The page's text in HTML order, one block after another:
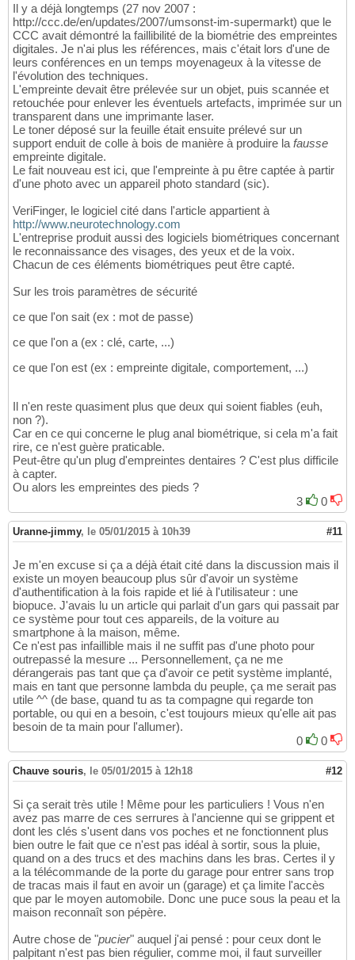
Il y a déjà longtemps (27 nov 2007 :
http://ccc.de/en/updates/2007/umsonst-im-supermarkt) que le
CCC avait démontré la faillibilité de la biométrie des empreintes
digitales. Je n'ai plus les références, mais c'était lors d'une de
leurs conférences en un temps moyenageux à la vitesse de
l'évolution des techniques.
L'empreinte devait être prélevée sur un objet, puis scannée et
retouchée pour enlever les éventuels artefacts, imprimée sur un
transparent dans une imprimante laser.
Le toner déposé sur la feuille était ensuite prélevé sur un
support enduit de colle à bois de manière à produire la fausse
empreinte digitale.
Le fait nouveau est ici, que l'empreinte à pu être captée à partir
d'une photo avec un appareil photo standard (sic).
VeriFinger, le logiciel cité dans l'article appartient à
http://www.neurotechnology.com
L'entreprise produit aussi des logiciels biométriques concernant
le reconnaissance des visages, des yeux et de la voix.
Chacun de ces éléments biométriques peut être capté.
Sur les trois paramètres de sécurité
ce que l'on sait (ex : mot de passe)
ce que l'on a (ex : clé, carte, ...)
ce que l'on est (ex : empreinte digitale, comportement, ...)
Il n'en reste quasiment plus que deux qui soient fiables (euh,
non ?).
Car en ce qui concerne le plug anal biométrique, si cela m'a fait
rire, ce n'est guère praticable.
Peut-être qu'un plug d'empreintes dentaires ? C'est plus difficile
à capter.
Ou alors les empreintes des pieds ?
3
0
Uranne-jimmy, le 05/01/2015 à 10h39 #11
Je m'en excuse si ça a déjà était cité dans la discussion mais il
existe un moyen beaucoup plus sûr d'avoir un système
d'authentification à la fois rapide et lié à l'utilisateur : une
biopuce. J'avais lu un article qui parlait d'un gars qui passait par
ce système pour tout ces appareils, de la voiture au
smartphone à la maison, même.
Ce n'est pas infaillible mais il ne suffit pas d'une photo pour
outrepassé la mesure ... Personnellement, ça ne me
dérangerais pas tant que ça d'avoir ce petit système implanté,
mais en tant que personne lambda du peuple, ça me serait pas
utile ^^ (de base, quand tu as ta compagne qui regarde ton
portable, ou qui en a besoin, c'est toujours mieux qu'elle ait pas
besoin de ta main pour l'allumer).
0
0
Chauve souris, le 05/01/2015 à 12h18 #12
Si ça serait très utile ! Même pour les particuliers ! Vous n'en
avez pas marre de ces serrures à l'ancienne qui se grippent et
dont les clés s'usent dans vos poches et ne fonctionnent plus
bien outre le fait que ce n'est pas idéal à sortir, sous la pluie,
quand on a des trucs et des machins dans les bras. Certes il y
a la télécommande de la porte du garage pour entrer sans trop
de tracas mais il faut en avoir un (garage) et ça limite l'accès
que par le moyen automobile. Donc une puce sous la peau et la
maison reconnaît son pépère.
Autre chose de "pucier" auquel j'ai pensé : pour ceux dont le
palpitant n'est pas bien régulier, comme moi, il faut surveiller